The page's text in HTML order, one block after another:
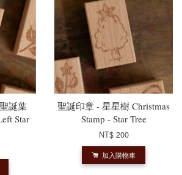
誕葉
Star
聖誕印章 - 星星樹 Christmas
Stamp - Star Tree
NT$ 200
加入購物車